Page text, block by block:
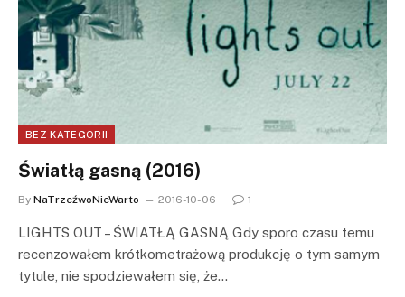
BEZ KATEGORII
Światłą gasną (2016)
By NaTrzeźwoNieWarto 2016-10-06 1
LIGHTS OUT – ŚWIATŁĄ GASNĄ Gdy sporo czasu temu
recenzowałem krótkometrażową produkcję o tym samym
tytule, nie spodziewałem się, że…